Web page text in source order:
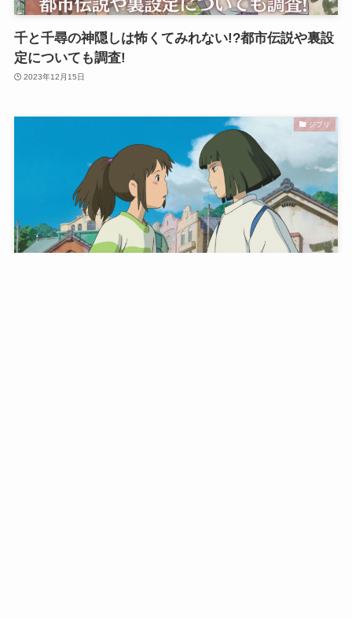
千と千尋の神隠しは怖くてみれない!?都市伝説や裏設
定についても調査!
2023年12月15日
ジブリ